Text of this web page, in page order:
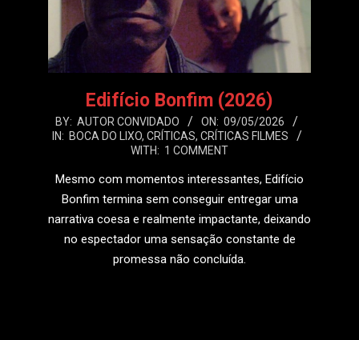
Edifício Bonfim (2026)
2026-
05-
BY: AUTOR CONVIDADO ON: 09/05/2026
IN: BOCA DO LIXO, CRÍTICAS, CRÍTICAS FILMES
WITH: 1 COMMENT
Mesmo com momentos interessantes, Edifício
Bonfim termina sem conseguir entregar uma
narrativa coesa e realmente impactante, deixando
no espectador uma sensação constante de
promessa não concluída.